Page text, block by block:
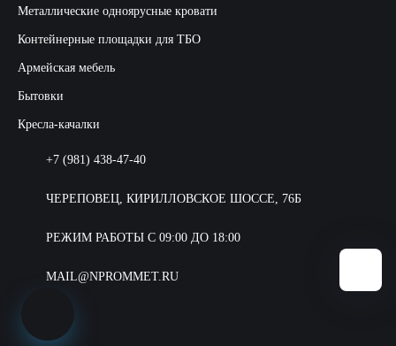
Металлические одноярусные кровати
Контейнерные площадки для ТБО
Армейская мебель
Бытовки
Кресла-качалки
+7 (981) 438-47-40
ЧЕРЕПОВЕЦ, КИРИЛЛОВСКОЕ ШОССЕ, 76Б
РЕЖИМ РАБОТЫ С 09:00 ДО 18:00
MAIL@NPROMMET.RU